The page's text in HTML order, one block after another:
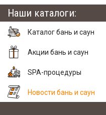
Наши каталоги:
Каталог бань и саун
Акции бань и саун
SPA-процедуры
Новости бань и саун